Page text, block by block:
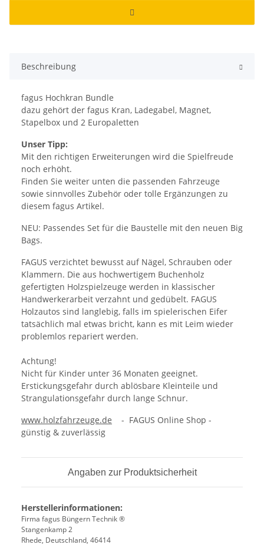
Beschreibung
fagus Hochkran Bundle
dazu gehört der fagus Kran, Ladegabel, Magnet,
Stapelbox und 2 Europaletten
Unser Tipp:
Mit den richtigen Erweiterungen wird die Spielfreude
noch erhöht.
Finden Sie weiter unten die passenden Fahrzeuge
sowie sinnvolles Zubehör oder tolle Ergänzungen zu
diesem fagus Artikel.
NEU: Passendes Set für die Baustelle mit den neuen Big
Bags.
FAGUS verzichtet bewusst auf Nägel, Schrauben oder
Klammern. Die aus hochwertigem Buchenholz
gefertigten Holzspielzeuge werden in klassischer
Handwerkerarbeit verzahnt und gedübelt. FAGUS
Holzautos sind langlebig, falls im spielerischen Eifer
tatsächlich mal etwas bricht, kann es mit Leim wieder
problemlos repariert werden.
Achtung!
Nicht für Kinder unter 36 Monaten geeignet.
Erstickungsgefahr durch ablösbare Kleinteile und
Strangulationsgefahr durch lange Schnur.
www.holzfahrzeuge.de - FAGUS Online Shop -
günstig & zuverlässig
Angaben zur Produktsicherheit
Herstellerinformationen:
Firma fagus Büngern Technik ®
Stangenkamp 2
Rhede, Deutschland, 46414